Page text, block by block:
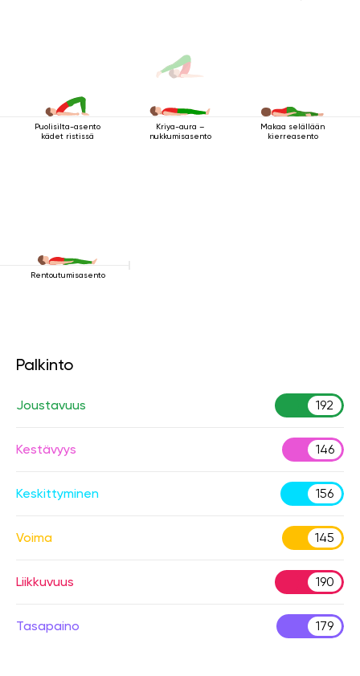
Puolisilta-asento
kädet ristissä
Kriya-aura –
nukkumisasento
Makaa selällään
kierreasento
Rentoutumisasento
Palkinto
Joustavuus 192
Kestävyys 146
Keskittyminen 156
Voima 145
Liikkuvuus 190
Tasapaino 179